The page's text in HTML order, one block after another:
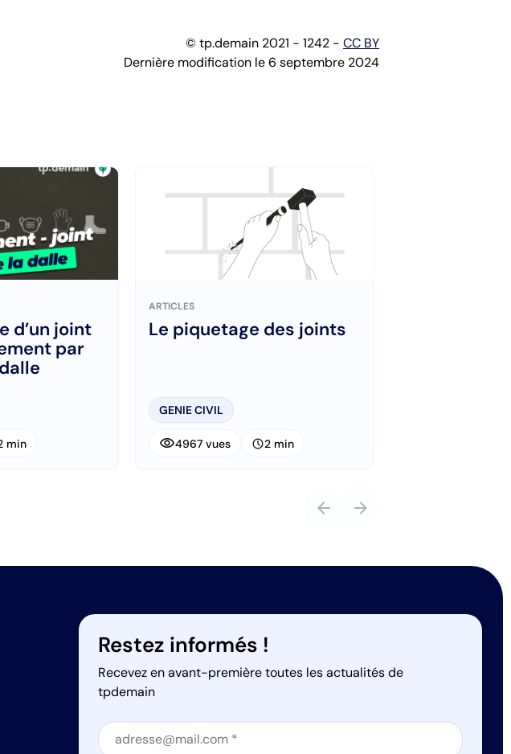
© tp.demain 2021 - 1242 - CC BY
Dernière modification le 6 septembre 2024
d’un joint
par
min
ARTICLES
Le piquetage des joints
GENIE CIVIL
visibility4967 vues schedule2 min
arrow_back arrow_forward
Restez informés !
Recevez en avant-première toutes les actualités de
tpdemain
Section